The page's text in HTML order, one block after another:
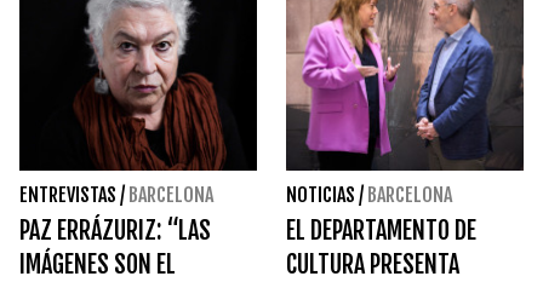
ENTREVISTAS / BARCELONA
PAZ ERRÁZURIZ: “LAS
IMÁGENES SON EL
NOTICIAS / BARCELONA
EL DEPARTAMENTO DE
CULTURA PRESENTA